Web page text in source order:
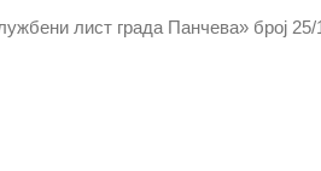
лист града Панчева» број